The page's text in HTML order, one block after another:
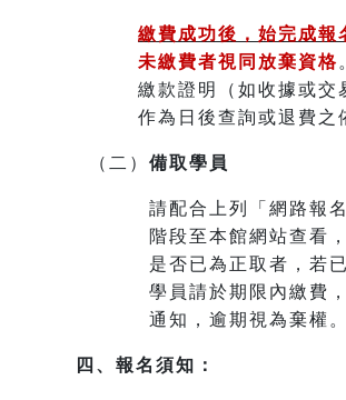
繳費成功後，始完成報
未繳費者視同放棄資格
繳款證明（如收據或交
作為日後查詢或退費之
（二） 備取學員
請配合上列「網路報
階段至本館網站查看
是否已為正取者，若
學員請於期限內繳費
通知，逾期視為棄權。
四、報名須知：